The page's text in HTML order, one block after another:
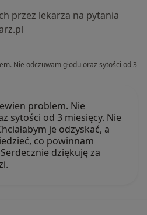
przez lekarza na pytania
Nie odczuwam głodu oraz sytości od 3
problem. Nie
sytości od 3 miesięcy. Nie
je odzyskać, a
co powinnam
dziękuję za